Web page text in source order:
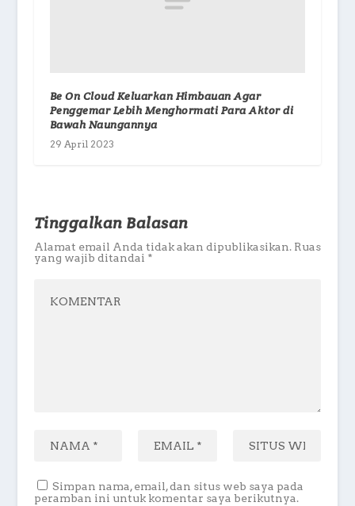
Be On Cloud Keluarkan Himbauan Agar
Penggemar Lebih Menghormati Para Aktor di
Bawah Naungannya
29 April 2023
Tinggalkan Balasan
Alamat email Anda tidak akan dipublikasikan. Ruas
yang wajib ditandai *
Simpan nama, email, dan situs web saya pada
peramban ini untuk komentar saya berikutnya.